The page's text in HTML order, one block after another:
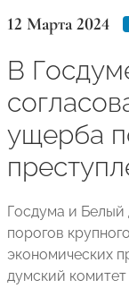
12 Марта 2024
В
ущерба
Госдума и
порогов
экономических
думский